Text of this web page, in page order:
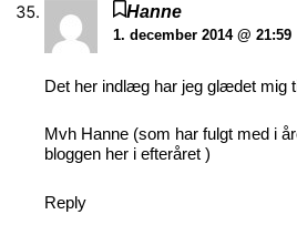
Hanne
1. december 2014 @ 21:59
Det her indlæg har jeg glædet mig
Mvh Hanne (som har fulgt med i
bloggen her i efteråret )
Reply